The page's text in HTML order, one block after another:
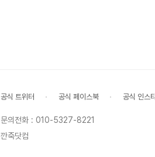
공식 트위터 공식 페이스북 공식 인스
문의전화 : 010-5327-8221
깐죽닷컴